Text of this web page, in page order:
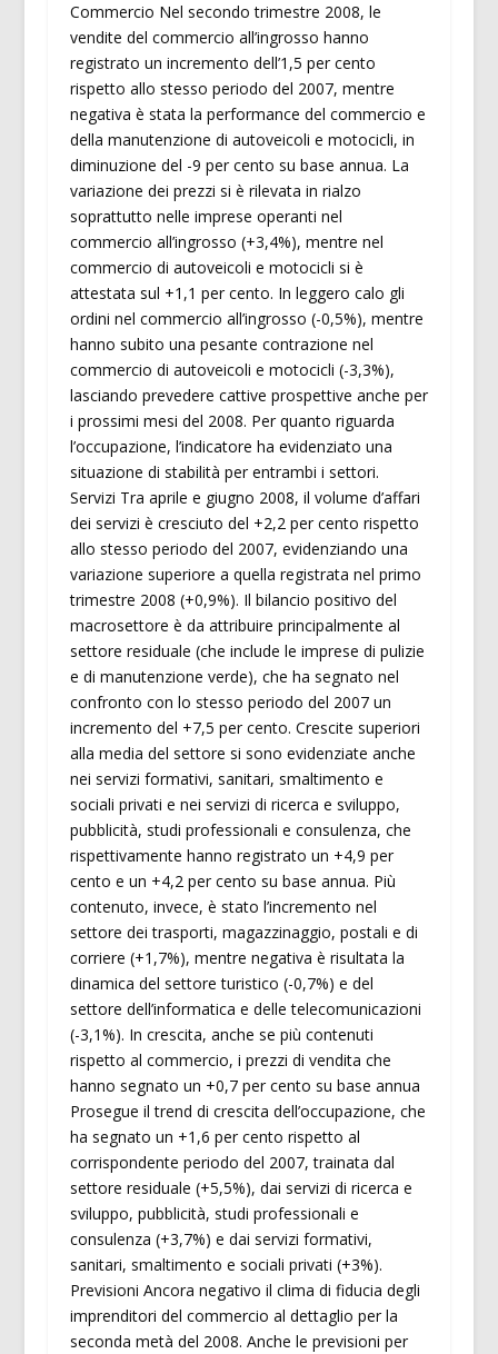
Commercio Nel secondo trimestre 2008, le
vendite del commercio all’ingrosso hanno
registrato un incremento dell’1,5 per cento
rispetto allo stesso periodo del 2007, mentre
negativa è stata la performance del commercio e
della manutenzione di autoveicoli e motocicli, in
diminuzione del -9 per cento su base annua. La
variazione dei prezzi si è rilevata in rialzo
soprattutto nelle imprese operanti nel
commercio all’ingrosso (+3,4%), mentre nel
commercio di autoveicoli e motocicli si è
attestata sul +1,1 per cento. In leggero calo gli
ordini nel commercio all’ingrosso (-0,5%), mentre
hanno subito una pesante contrazione nel
commercio di autoveicoli e motocicli (-3,3%),
lasciando prevedere cattive prospettive anche per
i prossimi mesi del 2008. Per quanto riguarda
l’occupazione, l’indicatore ha evidenziato una
situazione di stabilità per entrambi i settori.
Servizi Tra aprile e giugno 2008, il volume d’affari
dei servizi è cresciuto del +2,2 per cento rispetto
allo stesso periodo del 2007, evidenziando una
variazione superiore a quella registrata nel primo
trimestre 2008 (+0,9%). Il bilancio positivo del
macrosettore è da attribuire principalmente al
settore residuale (che include le imprese di pulizie
e di manutenzione verde), che ha segnato nel
confronto con lo stesso periodo del 2007 un
incremento del +7,5 per cento. Crescite superiori
alla media del settore si sono evidenziate anche
nei servizi formativi, sanitari, smaltimento e
sociali privati e nei servizi di ricerca e sviluppo,
pubblicità, studi professionali e consulenza, che
rispettivamente hanno registrato un +4,9 per
cento e un +4,2 per cento su base annua. Più
contenuto, invece, è stato l’incremento nel
settore dei trasporti, magazzinaggio, postali e di
corriere (+1,7%), mentre negativa è risultata la
dinamica del settore turistico (-0,7%) e del
settore dell’informatica e delle telecomunicazioni
(-3,1%). In crescita, anche se più contenuti
rispetto al commercio, i prezzi di vendita che
hanno segnato un +0,7 per cento su base annua
Prosegue il trend di crescita dell’occupazione, che
ha segnato un +1,6 per cento rispetto al
corrispondente periodo del 2007, trainata dal
settore residuale (+5,5%), dai servizi di ricerca e
sviluppo, pubblicità, studi professionali e
consulenza (+3,7%) e dai servizi formativi,
sanitari, smaltimento e sociali privati (+3%).
Previsioni Ancora negativo il clima di fiducia degli
imprenditori del commercio al dettaglio per la
seconda metà del 2008. Anche le previsioni per